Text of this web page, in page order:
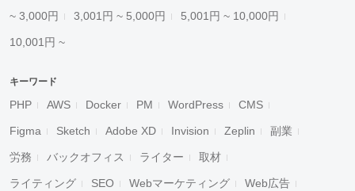
~ 3,000円 3,001円 ~ 5,000円 5,001円 ~ 10,000円
10,001円 ~
キーワード
PHP AWS Docker PM WordPress CMS
Figma Sketch Adobe XD Invision Zeplin 副業
労務 バックオフィス ライター 取材
ライティング SEO Webマーケティング Web広告